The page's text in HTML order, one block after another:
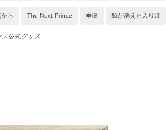
ら The Next Prince 垂涎 鯨が消えた入り江
ズ公式グッズ